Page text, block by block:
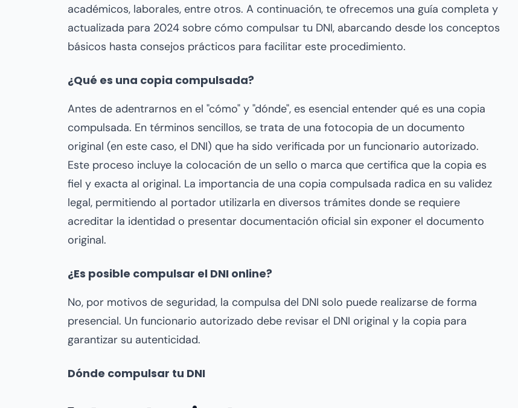
académicos, laborales, entre otros. A continuación, te ofrecemos una guía completa y
actualizada para 2024 sobre cómo compulsar tu DNI, abarcando desde los conceptos
básicos hasta consejos prácticos para facilitar este procedimiento.
¿Qué es una copia compulsada?
Antes de adentrarnos en el "cómo" y "dónde", es esencial entender qué es una copia
compulsada. En términos sencillos, se trata de una fotocopia de un documento
original (en este caso, el DNI) que ha sido verificada por un funcionario autorizado.
Este proceso incluye la colocación de un sello o marca que certifica que la copia es
fiel y exacta al original. La importancia de una copia compulsada radica en su validez
legal, permitiendo al portador utilizarla en diversos trámites donde se requiere
acreditar la identidad o presentar documentación oficial sin exponer el documento
original.
¿Es posible compulsar el DNI online?
No, por motivos de seguridad, la compulsa del DNI solo puede realizarse de forma
presencial. Un funcionario autorizado debe revisar el DNI original y la copia para
garantizar su autenticidad.
Dónde compulsar tu DNI